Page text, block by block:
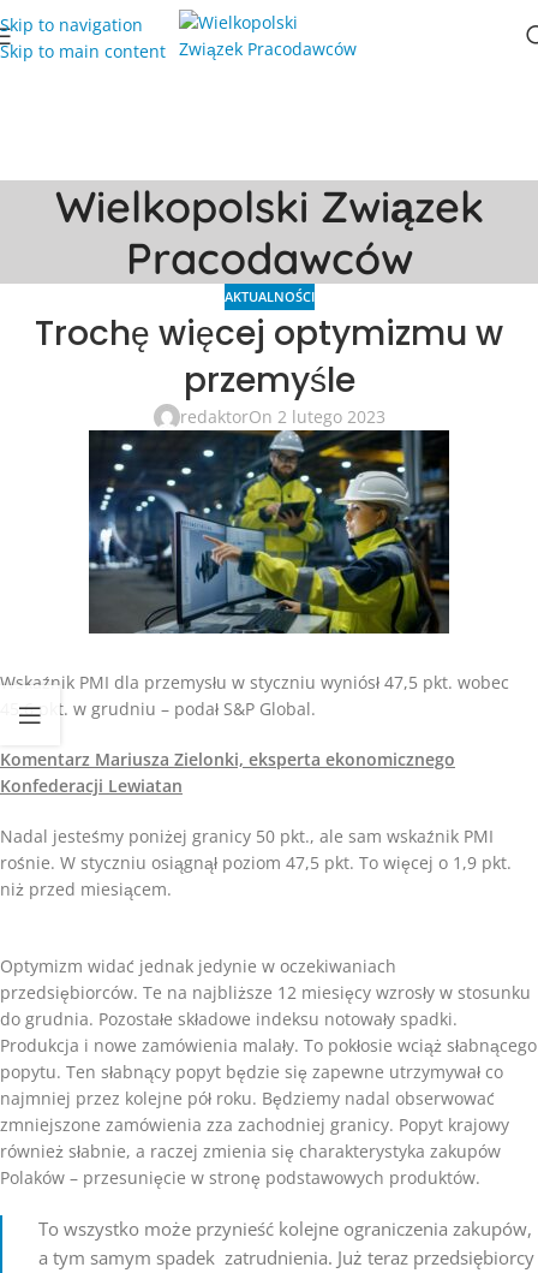
Skip to navigation
Skip to main content
Wielkopolski Związek
Pracodawców
AKTUALNOŚCI
Trochę więcej optymizmu w
przemyśle
redaktorOn 2 lutego 2023
Wskaźnik PMI dla przemysłu w styczniu wyniósł 47,5 pkt. wobec
45,6 pkt. w grudniu – podał S&P Global.
Komentarz Mariusza Zielonki, eksperta ekonomicznego
Konfederacji Lewiatan
Nadal jesteśmy poniżej granicy 50 pkt., ale sam wskaźnik PMI
rośnie. W styczniu osiągnął poziom 47,5 pkt. To więcej o 1,9 pkt.
niż przed miesiącem.
Optymizm widać jednak jedynie w oczekiwaniach
przedsiębiorców. Te na najbliższe 12 miesięcy wzrosły w stosunku
do grudnia. Pozostałe składowe indeksu notowały spadki.
Produkcja i nowe zamówienia malały. To pokłosie wciąż słabnącego
popytu. Ten słabnący popyt będzie się zapewne utrzymywał co
najmniej przez kolejne pół roku. Będziemy nadal obserwować
zmniejszone zamówienia zza zachodniej granicy. Popyt krajowy
również słabnie, a raczej zmienia się charakterystyka zakupów
Polaków – przesunięcie w stronę podstawowych produktów.
To wszystko może przynieść kolejne ograniczenia zakupów,
a tym samym spadek zatrudnienia. Już teraz przedsiębiorcy